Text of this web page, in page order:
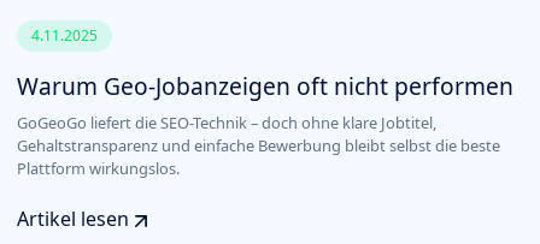
4.11.2025
Warum Geo-Jobanzeigen oft nicht performen
GoGeoGo liefert die SEO-Technik – doch ohne klare Jobtitel,
Gehaltstransparenz und einfache Bewerbung bleibt selbst die beste
Plattform wirkungslos.
Artikel lesen